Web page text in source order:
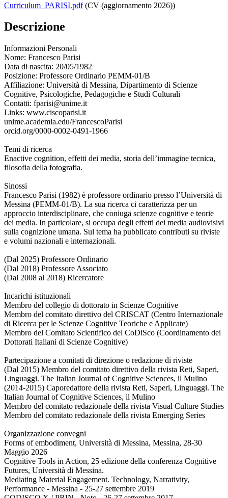
Curriculum_PARISI.pdf(CV (aggiornamento 2026))
Descrizione
Informazioni Personali
Nome: Francesco Parisi
Data di nascita: 20/05/1982
Posizione: Professore Ordinario PEMM-01/B
Affiliazione: Università di Messina, Dipartimento di Scienze
Cognitive, Psicologiche, Pedagogiche e Studi Culturali
Contatti: fparisi@unime.it
Links: www.ciscoparisi.it
unime.academia.edu/FrancescoParisi
orcid.org/0000-0002-0491-1966
Temi di ricerca
Enactive cognition, effetti dei media, storia dell’immagine tecnica,
filosofia della fotografia.
Sinossi
Francesco Parisi (1982) è professore ordinario presso l’Università di
Messina (PEMM-01/B). La sua ricerca ci caratterizza per un
approccio interdisciplinare, che coniuga scienze cognitive e teorie
dei media. In particolare, si occupa degli effetti dei media audiovisivi
sulla cognizione umana. Sul tema ha pubblicato contributi su riviste
e volumi nazionali e internazionali.
(Dal 2025) Professore Ordinario
(Dal 2018) Professore Associato
(Dal 2008 al 2018) Ricercatore
Incarichi istituzionali
Membro del collegio di dottorato in Scienze Cognitive
Membro del comitato direttivo del CRISCAT (Centro Internazionale
di Ricerca per le Scienze Cognitive Teoriche e Applicate)
Membro del Comitato Scientifico del CoDiSco (Coordinamento dei
Dottorati Italiani di Scienze Cognitive)
Partecipazione a comitati di direzione o redazione di riviste
(Dal 2015) Membro del comitato direttivo della rivista Reti, Saperi,
Linguaggi. The Italian Journal of Cognitive Sciences, il Mulino
(2014-2015) Caporedattore della rivista Reti, Saperi, Linguaggi. The
Italian Journal of Cognitive Sciences, il Mulino
Membro del comitato redazionale della rivista Visual Culture Studies
Membro del comitato redazionale della rivista Emerging Series
Organizzazione convegni
Forms of embodiment, Università di Messina, Messina, 28-30
Maggio 2026
Cognitive Tools in Action, 25 edizione della conferenza Cognitive
Futures, Università di Messina.
Mediating Material Engagement. Technology, Narrativity,
Performance - Messina - 25-27 settembre 2019